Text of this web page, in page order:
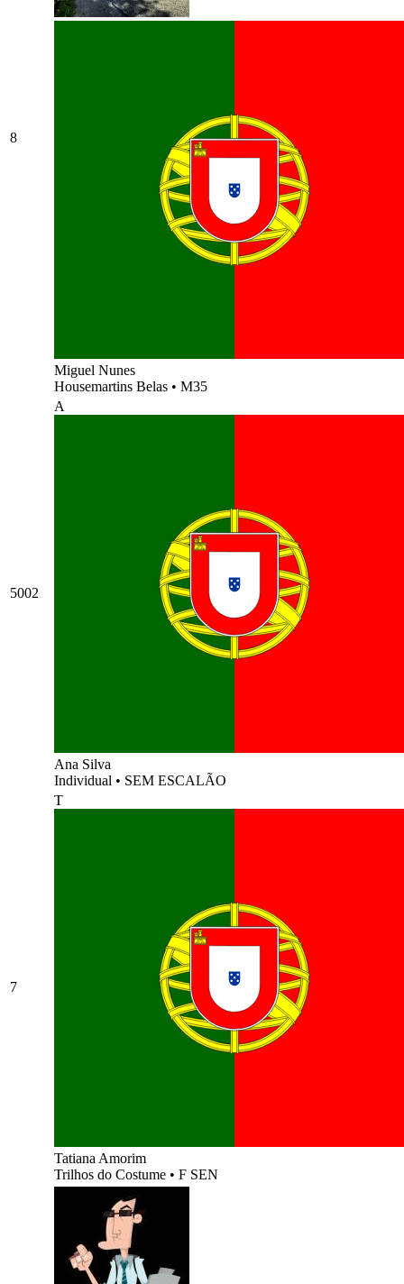
8
Miguel Nunes
Housemartins Belas • M35
5002
A
Ana Silva
Individual • SEM ESCALÃO
7
T
Tatiana Amorim
Trilhos do Costume • F SEN